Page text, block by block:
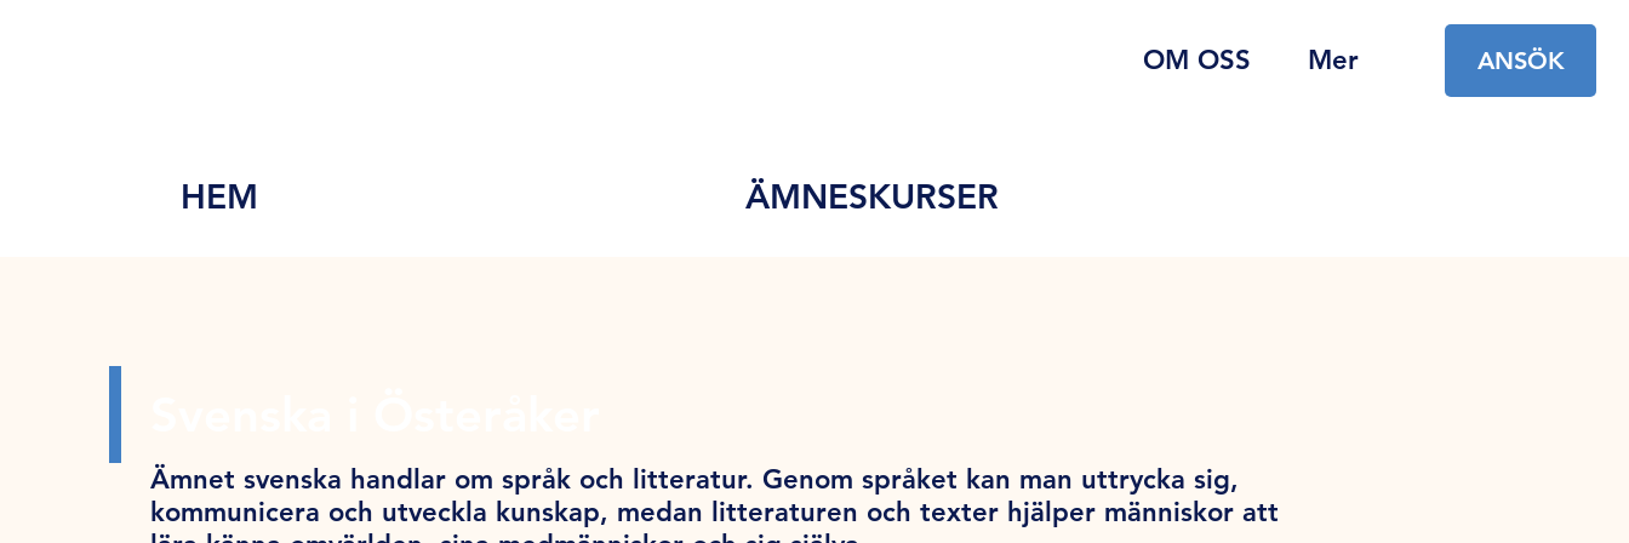
OM OSS Mer ANSÖK
HEM ÄMNESKURSER
Ämnet svenska handlar om språk och litteratur. Genom språket kan man uttrycka sig,
kommunicera och utveckla kunskap, medan litteraturen och texter hjälper människor att